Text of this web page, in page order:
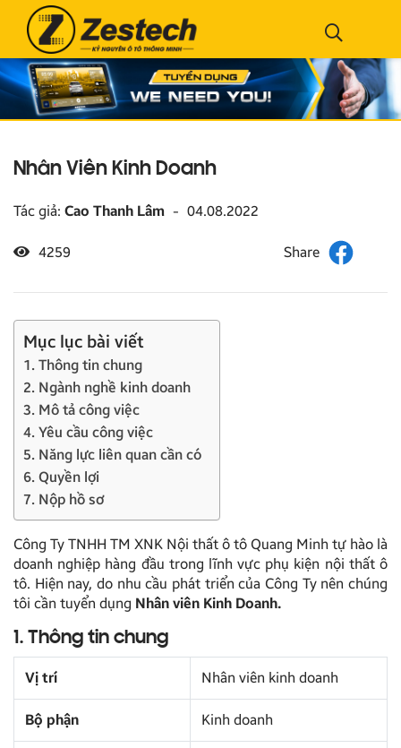
Nhân Viên Kinh Doanh
Tác giả: Cao Thanh Lâm - 04.08.2022
4259
Mục lục bài viết
1. Thông tin chung
2. Ngành nghề kinh doanh
3. Mô tả công việc
4. Yêu cầu công việc
5. Năng lực liên quan cần có
6. Quyền lợi
7. Nộp hồ sơ
Công Ty TNHH TM XNK Nội thất ô tô Quang Minh tự hào là
doanh nghiệp hàng đầu trong lĩnh vực phụ kiện nội thất ô
tô. Hiện nay, do nhu cầu phát triển của Công Ty nên chúng
tôi cần tuyển dụng Nhân viên Kinh Doanh.
1. Thông tin chung
Vị trí Nhân viên kinh doanh
Bộ phận Kinh doanh